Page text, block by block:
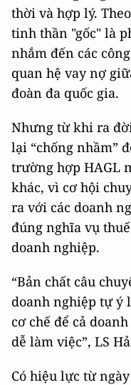
thời và hợp lý.
tinh thần "gốc" là
nhắm đến các
quan hệ vay nợ
đoàn đa quốc gia.
Nhưng từ khi ra
lại “chống nhầm”
trường hợp HAGL
khác, vì cơ hội
ra với các doanh
đúng nghĩa vụ
doanh nghiệp.
“Bản chất câu
doanh nghiệp tự ý
cơ chế để cả
dễ làm việc”, LS
Có hiệu lực từ